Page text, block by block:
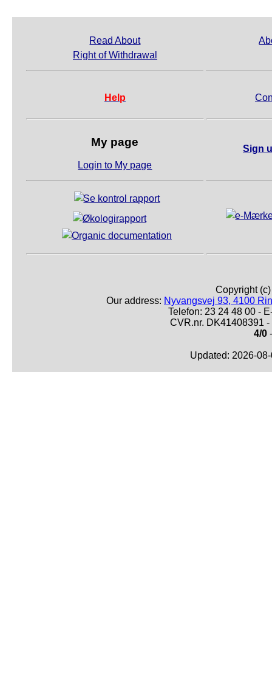
Read About
Right of Withdrawal
Help
My page
Login to My page
Sign
Copyright
Our address: Nyvangsvej 93, 4100
Telefon: 23 24 48 00 -
CVR.nr. DK41408391
4/0
Updated: 2026-